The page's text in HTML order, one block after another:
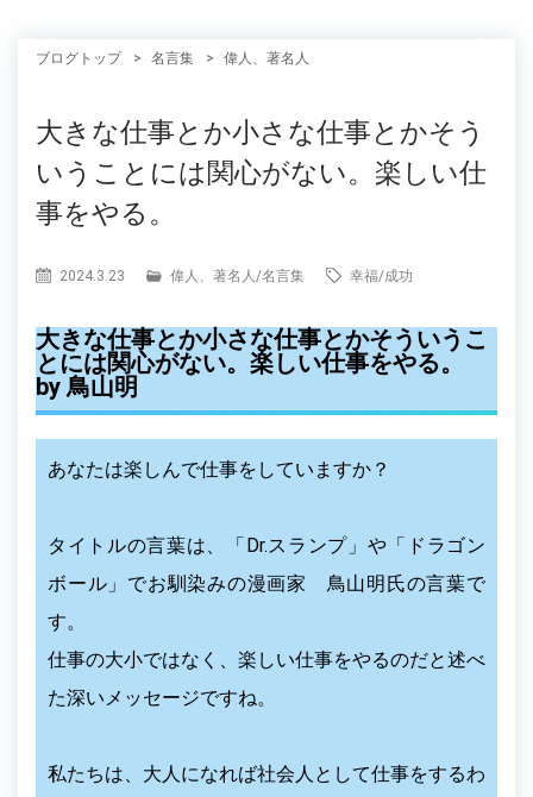
ブログトップ 名言集 偉人、著名人
大きな仕事とか小さな仕事とかそう
いうことには関心がない。楽しい仕
事をやる。
2024.3.23 偉人、著名人 /名言集 幸福/成功
大きな仕事とか小さな仕事とかそういうこ
とには関心がない。楽しい仕事をやる。
by 鳥山明
あなたは楽しんで仕事をしていますか？
タイトルの言葉は、「Dr.スランプ」や「ドラゴン
ボール」でお馴染みの漫画家 鳥山明氏の言葉で
す。
仕事の大小ではなく、楽しい仕事をやるのだと述べ
た深いメッセージですね。
私たちは、大人になれば社会人として仕事をするわ